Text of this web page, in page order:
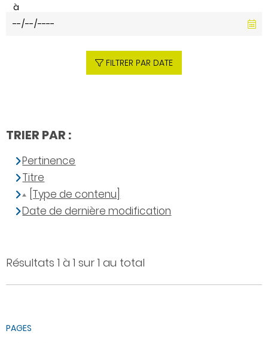
Résultats 1 à 1 sur 1 au total
PAGES
à
FILTRER PAR DATE
TRIER PAR :
Pertinence
Titre
[Type de contenu]
Date de dernière modification